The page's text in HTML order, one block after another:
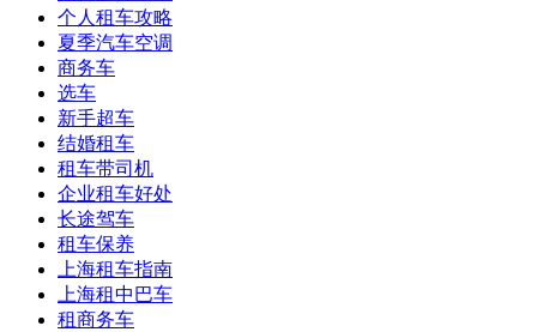
个人租车攻略
夏季汽车空调
商务车
选车
新手超车
结婚租车
租车带司机
企业租车好处
长途驾车
租车保养
上海租车指南
上海租中巴车
租商务车